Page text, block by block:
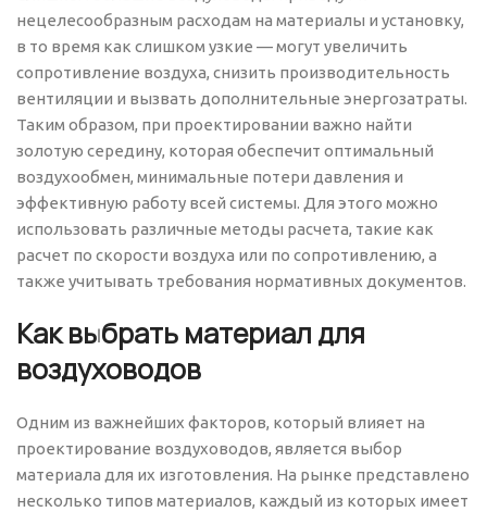
нецелесообразным расходам на материалы и установку,
в то время как слишком узкие — могут увеличить
сопротивление воздуха, снизить производительность
вентиляции и вызвать дополнительные энергозатраты.
Таким образом, при проектировании важно найти
золотую середину, которая обеспечит оптимальный
воздухообмен, минимальные потери давления и
эффективную работу всей системы. Для этого можно
использовать различные методы расчета, такие как
расчет по скорости воздуха или по сопротивлению, а
также учитывать требования нормативных документов.
Как выбрать материал для
воздуховодов
Одним из важнейших факторов, который влияет на
проектирование воздуховодов, является выбор
материала для их изготовления. На рынке представлено
несколько типов материалов, каждый из которых имеет